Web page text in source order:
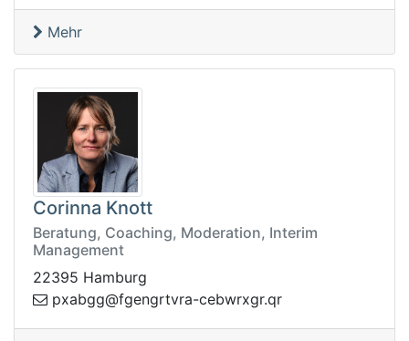
Mehr
Corinna Knott
Beratung, Coaching, Moderation, Interim
Management
22395 Hamburg
rq.rgxrwbec-arvtrgnegf@g
gbaxp